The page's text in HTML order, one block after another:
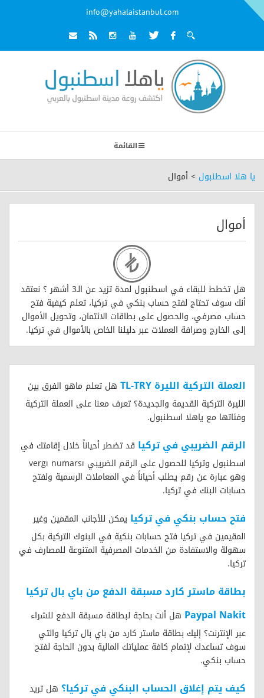
info@yahalaistanbul.com
القائمة
يا هلا اسطنبول >أموال
أموال
هل تخطط للبقاء في اسطنبول لمدة تزيد عن الـ3 أشهر ؟ نعتقد
أنك سوف تحتاج لفتح حساب بنكي في تركيا، تعلم كيفية فتح
حساب مصرفي، والحصول على بطاقات الائتمان، وتحويل الأموال
إلى الخارج وصرافة العملات عبر دليلنا الخاص بالأموال في تركيا.
العملة التركية الليرة TL-TRY
هل تعلم ماهو الفرق بين
الليرة التركية القديمة والجديدة؟ تعرف معنا على العملة التركية
وفئاتها مع ياهلا اسطنبول.
الرقم الضريبي في تركيا قد تضطر أحياناً خلال إقامتك في
اسطنبول وتركيا للحصول على الرقم الضريبي vergı numarsı
وهو عبارة عن رقم يطلب أحياناً في المعاملات الرسمية ولفتح
حسابات البنك في تركيا.
فتح حساب بنكي في تركيا يمكن للأجانب المقمين وغير
المقيمين في تركيا فتح حسابات بنكية في البنوك التركية بكل
سهولة والاستفادة من الخدمات المصرفية المتنوعة للمصارف في
تركيا.
بطاقة ماستر كارد مسبقة الدفع من باي بال تركيا
Paypal Nakit هل أنت بحاجة لبطاقة مسبقة الدفع للشراء
عبر الإنترنت؟ إليك بطاقة ماستر كارد من باي بال تركيا والتي
سوف تساعدك لإتمام كافة عملياتك المالية بدون الحاجة لفتح
حساب بنكي.
كيف يتم إغلاق الحساب البنكي في تركيا؟ هل تريد